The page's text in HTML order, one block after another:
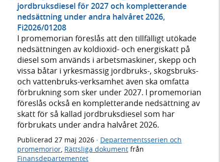
jordbruksdiesel för 2027 och kompletterande
nedsättning under andra halvåret 2026,
Fi2026/01208
I promemorian föreslås att den tillfälligt utökade
nedsättningen av koldioxid- och energiskatt på
diesel som används i arbetsmaskiner, skepp och
vissa båtar i yrkesmässig jordbruks-, skogsbruks-
och vattenbruks-verksamhet även ska omfatta
förbrukning som sker under 2027. I promemorian
föreslås också en kompletterande nedsättning av
skatt för så kallad jordbruksdiesel som har
förbrukats under andra halvåret 2026.
Publicerad 27 maj 2026 · Departementsserien och
promemorior, Rättsliga dokument från
Finansdepartementet